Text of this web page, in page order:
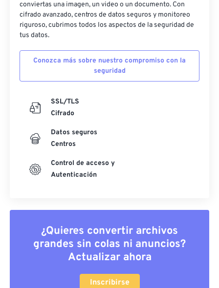
conviertas una imagen, un video o un documento. Con
cifrado avanzado, centros de datos seguros y monitoreo
riguroso, cubrimos todos los aspectos de la seguridad de
tus datos.
Conozca más sobre nuestro compromiso con la
seguridad
SSL/TLS
Cifrado
Datos seguros
Centros
Control de acceso y
Autenticación
¿Quieres convertir archivos
grandes sin colas ni anuncios?
Actualizar ahora
Inscribirse